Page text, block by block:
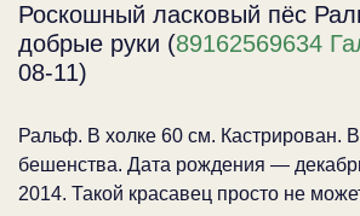
Роскошный ласковый пёс
добрые руки (89162569634
08-11)
Ральф. В холке 60 см. Кастрирован.
бешенства. Дата рождения —
2014. Такой красавец просто не